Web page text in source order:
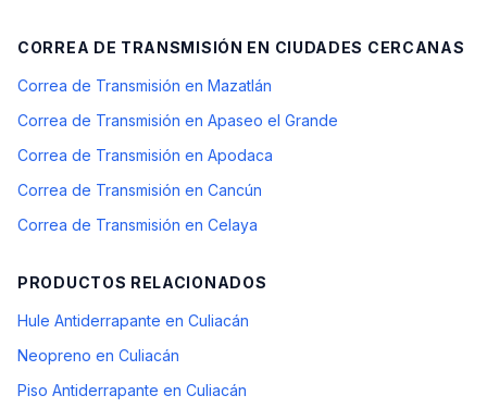
CORREA DE TRANSMISIÓN EN CIUDADES CERCANAS
Correa de Transmisión en Mazatlán
Correa de Transmisión en Apaseo el Grande
Correa de Transmisión en Apodaca
Correa de Transmisión en Cancún
Correa de Transmisión en Celaya
PRODUCTOS RELACIONADOS
Hule Antiderrapante en Culiacán
Neopreno en Culiacán
Piso Antiderrapante en Culiacán